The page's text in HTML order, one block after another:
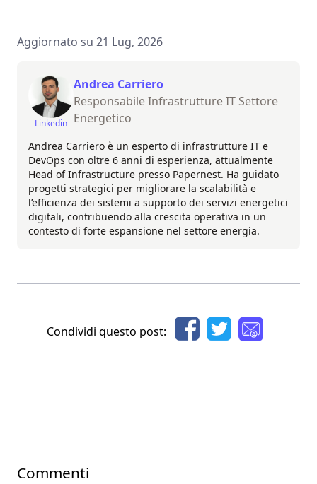
Aggiornato su 21 Lug, 2026
Linkedin
Andrea Carriero
Responsabile Infrastrutture IT Settore
Energetico
Andrea Carriero è un esperto di infrastrutture IT e
DevOps con oltre 6 anni di esperienza, attualmente
Head of Infrastructure presso Papernest. Ha guidato
progetti strategici per migliorare la scalabilità e
l’efficienza dei sistemi a supporto dei servizi energetici
digitali, contribuendo alla crescita operativa in un
contesto di forte espansione nel settore energia.
Condividi questo post:
Commenti